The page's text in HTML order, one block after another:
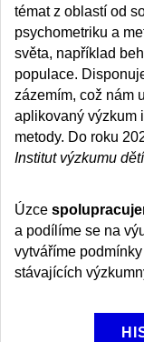
témat z oblastí od
psychometriku a
světa, například
populace.
zázemím, což nám
aplikovaný výzkum
metody. Do roku
Institut výzkumu
Úzce
a podílíme se na
vytváříme
stávajících